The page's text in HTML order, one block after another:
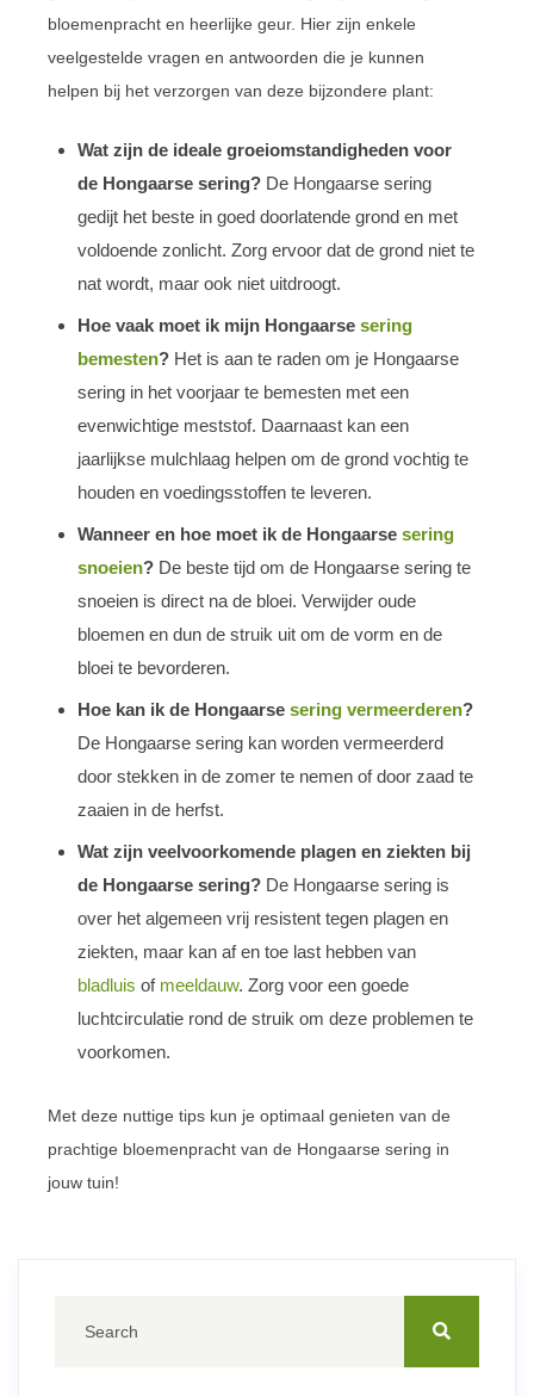
bloemenpracht en heerlijke geur. Hier zijn enkele
veelgestelde vragen en antwoorden die je kunnen
helpen bij het verzorgen van deze bijzondere plant:
Wat zijn de ideale groeiomstandigheden voor
de Hongaarse sering? De Hongaarse sering
gedijt het beste in goed doorlatende grond en met
voldoende zonlicht. Zorg ervoor dat de grond niet te
nat wordt, maar ook niet uitdroogt.
Hoe vaak moet ik mijn Hongaarse sering
bemesten? Het is aan te raden om je Hongaarse
sering in het voorjaar te bemesten met een
evenwichtige meststof. Daarnaast kan een
jaarlijkse mulchlaag helpen om de grond vochtig te
houden en voedingsstoffen te leveren.
Wanneer en hoe moet ik de Hongaarse sering
snoeien? De beste tijd om de Hongaarse sering te
snoeien is direct na de bloei. Verwijder oude
bloemen en dun de struik uit om de vorm en de
bloei te bevorderen.
Hoe kan ik de Hongaarse sering vermeerderen?
De Hongaarse sering kan worden vermeerderd
door stekken in de zomer te nemen of door zaad te
zaaien in de herfst.
Wat zijn veelvoorkomende plagen en ziekten bij
de Hongaarse sering? De Hongaarse sering is
over het algemeen vrij resistent tegen plagen en
ziekten, maar kan af en toe last hebben van
bladluis of meeldauw. Zorg voor een goede
luchtcirculatie rond de struik om deze problemen te
voorkomen.
Met deze nuttige tips kun je optimaal genieten van de
prachtige bloemenpracht van de Hongaarse sering in
jouw tuin!